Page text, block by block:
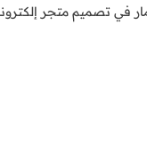
في تصميم متجر